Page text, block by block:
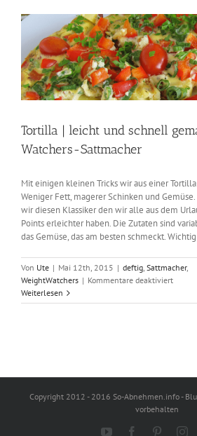
Tortilla | leicht und schnell
Watchers-Sattmacher
Mit einigen kleinen Tricks wir aus einer
Weniger Fett, magerer Schinken und
wir diesen Klassiker den wir alle aus dem
Points erleichter haben. Die Zutaten sind
das Gemüse, das am besten schmeckt.
Von Ute | Mai 12th, 2015 | deftig, Sattmacher,
WeightWatchers | Kommentare deaktiviertfür
|
als
Weight
Weiterlesen
Copyright 2012 - 2016 So-Abnehmen.info -
vorbehalten
YouTubeFacebookPinterest